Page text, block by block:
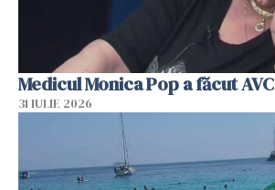
Medicul Monica Pop a făcut AVC
31 IULIE 2026